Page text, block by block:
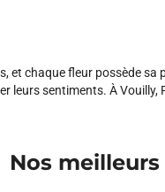
et chaque fleur possède
leurs sentiments. À
Nos